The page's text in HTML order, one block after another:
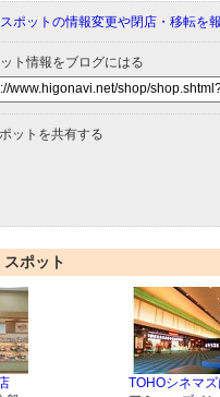
ポットの情報変更や閉店・移転を
ト情報をブログにはる
ットを共有する
ポット
TOHOシネマ